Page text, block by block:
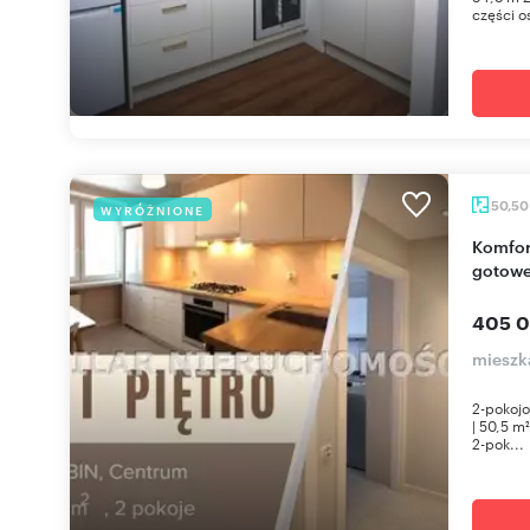
części
WYRÓŻNIONE 50,50
Komfortowe 2-pokojowe mieszkanie z balkonem,
405
2-
| 50,5
2-pok...